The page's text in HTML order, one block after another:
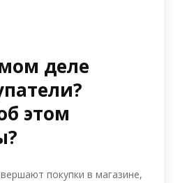
деле
этом
покупки в магазине,